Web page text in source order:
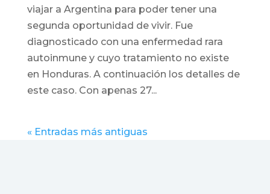
viajar a Argentina para poder tener una
segunda oportunidad de vivir. Fue
diagnosticado con una enfermedad rara
autoinmune y cuyo tratamiento no existe
en Honduras. A continuación los detalles de
este caso. Con apenas 27...
« Entradas más antiguas